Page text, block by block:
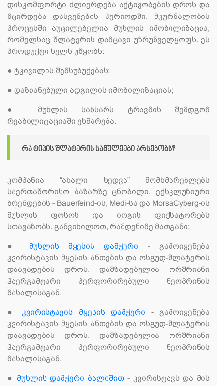
დისკომფორტი ძლიერდება აქტივობების დროს და
მცირდება დასვენების პერიოდში. მკურნალობის
პროცესში აუცილებელია მუხლის იმობილიზაცია,
რომელსაც შლატერის დამცავი უზრუნველყოფს. ეს
პროდუქტი ხელს უწყობს:
● ტკივილის შემსუბუქებას;
● დაზიანებული ადგილის იმობილიზაციას;
●
მუხლის სახსარს ტრავმის შემდგომ
რეაბილიტაციაში ეხმარება.
რა ტიპის შლატერის სამულეები არსებობს?
კომპანია “ახალი ხედვა” მომხმარებლებს
საერთაშორისო ბაზარზე ცნობილი, ექსკლუზიური
ბრენდების - Bauerfeind-ის, Medi-სა და MorsaCyberg-ის
მუხლის ფოსოს და იოგის ფიქსატორებს
სთავაზობს. განვიხილოთ, რამდენიმე მათგანი:
● მუხლის მყესის დამჭერი - გამოიყენება
კვირისტავის მყესის ანთების და ოსგუდ-შლატერის
დაავადების დროს. დამზადებულია ორშრიანი
ჰაერგამტარი პერფორირებული ნეოპრინის
მასალისაგან.
● კვირისტავის მყესის დამჭერი - გამოიყენება
კვირისტავის მყესის ანთების და ოსგუდ-შლატერის
დაავადების დროს. დამზადებულია ორშრიანი
ჰაერგამტარი პერფორირებული ნეოპრინის
მასალისაგან.
● მუხლის დამჭერი ბალიშით - კვირისტავს და მის